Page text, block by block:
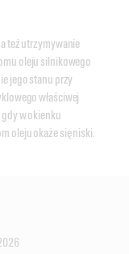
też utrzymywanie
oleju silnikowego
jego stanu przy
właściwej
w okienku
oleju okaże się niski.